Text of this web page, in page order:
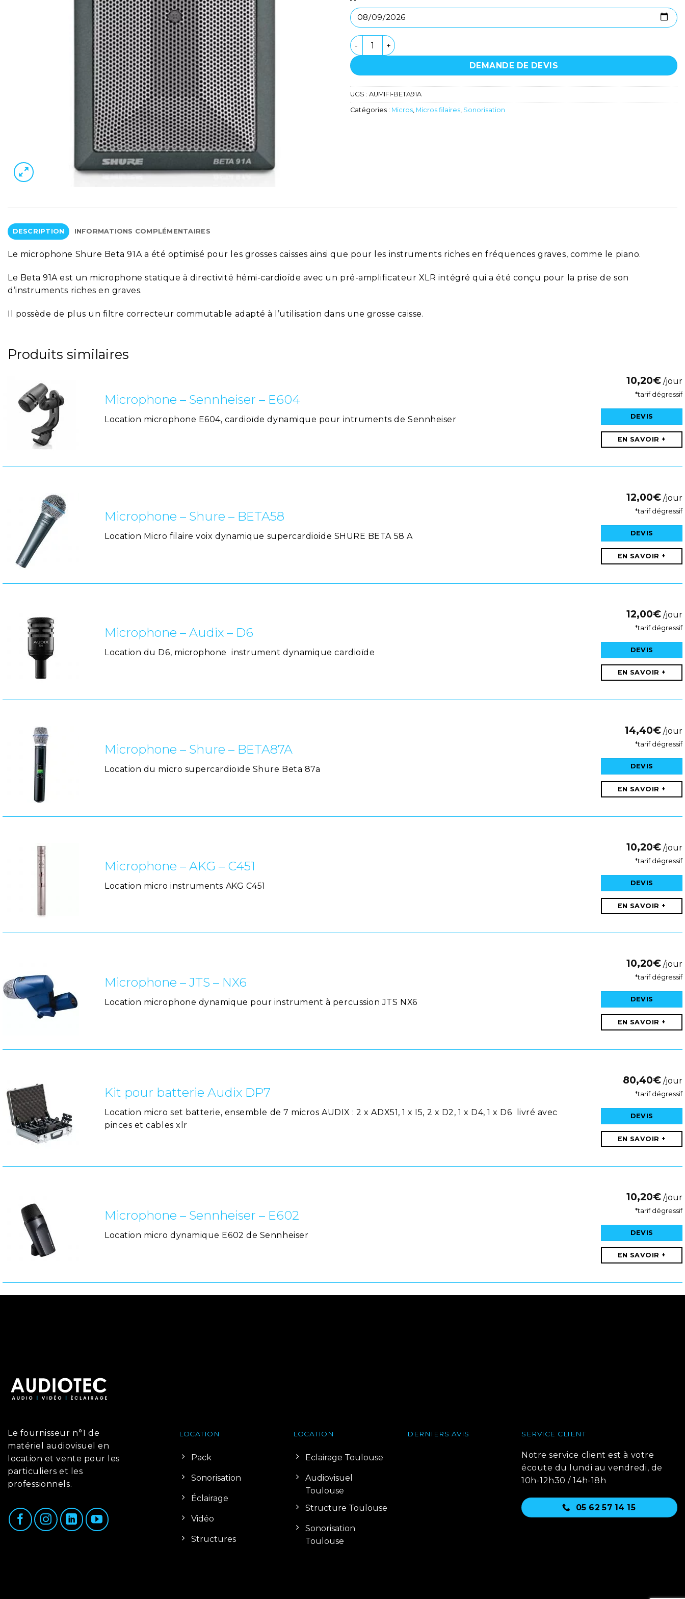
quantité de Microphone plaque - Shure - BETA91A
DEMANDE DE DEVIS
UGS : AUMIFI-BETA91A
Catégories : Micros, Micros filaires, Sonorisation
DESCRIPTION INFORMATIONS COMPLÉMENTAIRES
Le microphone Shure Beta 91A a été optimisé pour les grosses caisses ainsi que pour les instruments riches en fréquences graves, comme le piano.
Le Beta 91A est un microphone statique à directivité hémi-cardioïde avec un pré-amplificateur XLR intégré qui a été conçu pour la prise de son
d’instruments riches en graves.
Il possède de plus un filtre correcteur commutable adapté à l’utilisation dans une grosse caisse.
Produits similaires
Microphone – Sennheiser – E604
Location microphone E604, cardioïde dynamique pour intruments de Sennheiser
10,20€ /jour
*tarif dégressif
DEVIS
EN SAVOIR +
Microphone – Shure – BETA58
Location Micro filaire voix dynamique supercardioide SHURE BETA 58 A
12,00€ /jour
*tarif dégressif
DEVIS
EN SAVOIR +
Microphone – Audix – D6
Location du D6, microphone instrument dynamique cardioïde
12,00€ /jour
*tarif dégressif
DEVIS
EN SAVOIR +
Microphone – Shure – BETA87A
Location du micro supercardioïde Shure Beta 87a
14,40€ /jour
*tarif dégressif
DEVIS
EN SAVOIR +
Microphone – AKG – C451
Location micro instruments AKG C451
10,20€ /jour
*tarif dégressif
DEVIS
EN SAVOIR +
Microphone – JTS – NX6
Location microphone dynamique pour instrument à percussion JTS NX6
10,20€ /jour
*tarif dégressif
DEVIS
EN SAVOIR +
Kit pour batterie Audix DP7
Location micro set batterie, ensemble de 7 micros AUDIX : 2 x ADX51, 1 x I5, 2 x D2, 1 x D4, 1 x D6 livré avec
pinces et cables xlr
80,40€ /jour
*tarif dégressif
DEVIS
EN SAVOIR +
Microphone – Sennheiser – E602
Location micro dynamique E602 de Sennheiser
10,20€ /jour
*tarif dégressif
DEVIS
EN SAVOIR +
Le fournisseur n°1 de
matériel audiovisuel en
location et vente pour les
particuliers et les
professionnels.
LOCATION
Pack
Sonorisation
Éclairage
Vidéo
Structures
LOCATION
Eclairage Toulouse
Audiovisuel
Toulouse
Structure Toulouse
Sonorisation
Toulouse
DERNIERS AVIS SERVICE CLIENT
Notre service client est à votre
écoute du lundi au vendredi, de
10h-12h30 / 14h-18h
05 62 57 14 15